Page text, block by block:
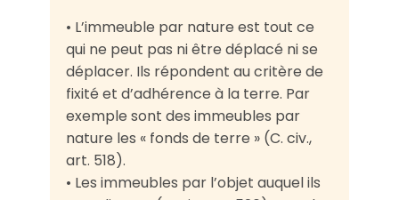
• L’immeuble par nature est tout ce
qui ne peut pas ni être déplacé ni se
déplacer. Ils répondent au critère de
fixité et d’adhérence à la terre. Par
exemple sont des immeubles par
nature les « fonds de terre » (C. civ.,
art. 518).
• Les immeubles par l’objet auquel ils